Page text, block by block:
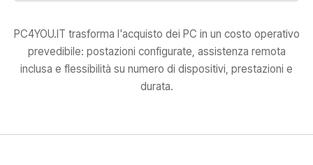
PC4YOU.IT trasforma l'acquisto dei PC in un costo operativo
prevedibile: postazioni configurate, assistenza remota
inclusa e flessibilità su numero di dispositivi, prestazioni e
durata.